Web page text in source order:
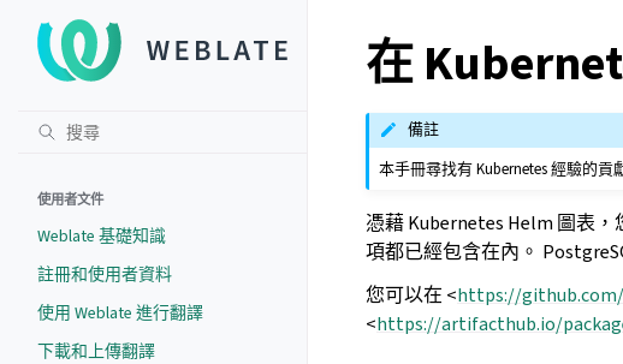
使用者文件
Weblate 基礎知識
註冊和使用者資料
使用 Weblate 進行翻譯
下載和上傳翻譯
在
備註
本手冊尋找有 Kubernetes 經驗的貢
憑藉 Kubernetes Helm 圖表
項都已經包含在內。
您可以在 <https://
<https://artifacthub.io/